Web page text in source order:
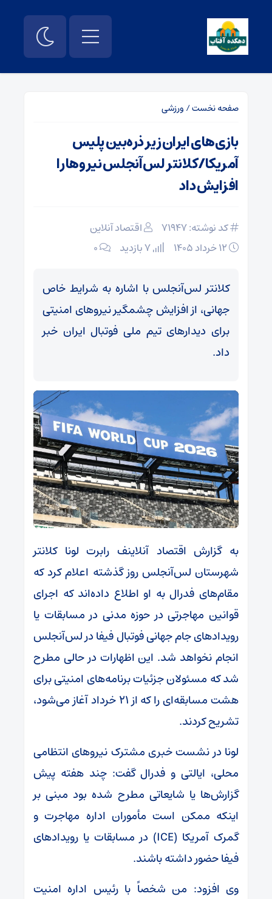
صفحه نخست/ ورزشی
بازی‌های ایران زیر ذره‌بین پلیس
آمریکا/کلانتر لس‌آنجلس نیرو‌ها را
افزایش داد
کد نوشته: 71947
اقتصاد آنلاین
۰
کلانتر لس‌آنجلس با اشاره به شرایط خاص
جهانی، از افزایش چشمگیر نیرو‌های امنیتی
برای دیدار‌های تیم ملی فوتبال ایران خبر
داد.
به گزارش اقتصاد آنلاینف رابرت لونا کلانتر
شهرستان لس‌آنجلس روز گذشته اعلام کرد که
مقام‌های فدرال به او اطلاع داده‌اند که اجرای
قوانین مهاجرتی در حوزه مدنی در مسابقات یا
رویداد‌های جام جهانی فوتبال فیفا در لس‌آنجلس
انجام نخواهد شد. این اظهارات در حالی مطرح
شد که مسئولان جزئیات برنامه‌های امنیتی برای
هشت مسابقه‌ای را که از ۲۱ خرداد آغاز می‌شود،
تشریح کردند.
لونا در نشست خبری مشترک نیرو‌های انتظامی
محلی، ایالتی و فدرال گفت: چند هفته پیش
گزارش‌ها یا شایعاتی مطرح شده بود مبنی بر
اینکه ممکن است مأموران اداره مهاجرت و
گمرک آمریکا (ICE) در مسابقات یا رویداد‌های
فیفا حضور داشته باشند.
وی افزود: من شخصاً با رئیس اداره امنیت